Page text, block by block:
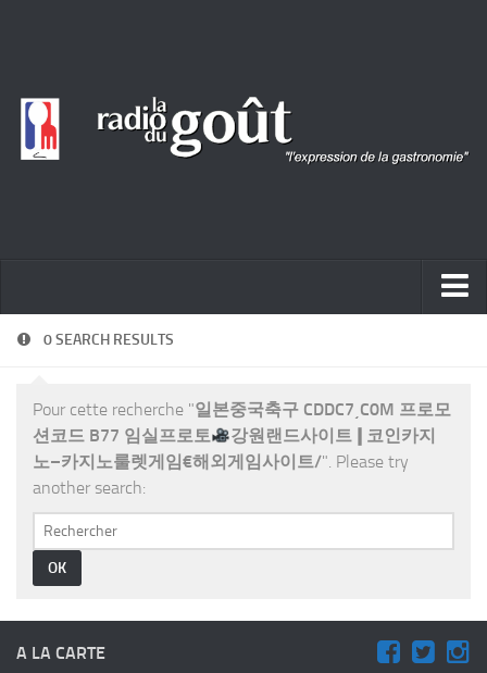
ACTUALITÉ
PORTRAITS
LIVRES
PRODUITS
RECETTES
Entrées
Desserts
0 SEARCH RESULTS
Pour cette recherche "일본중국축구 CDDC7͵C0M 프로모
션코드 B77 임실프로토
강원랜드사이트❙코인카지
노–카지노룰렛게임€해외게임사이트/". Please try
another search:
A LA CARTE